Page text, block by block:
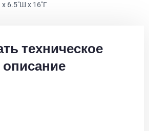
x 6.5"Ш x 16"Г
техническое
описание